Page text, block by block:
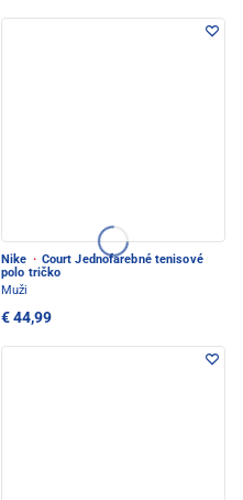
Nike · Court Jednofarebné tenisové
polo tričko
Muži
€ 44,99